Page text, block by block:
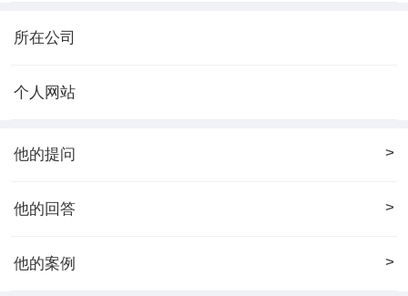
所在公司
个人网站
他的提问 >
他的回答 >
他的案例 >